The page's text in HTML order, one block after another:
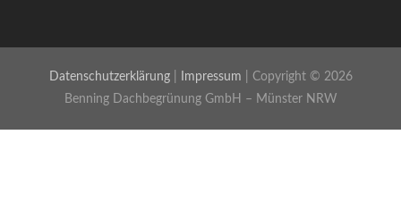
Datenschutzerklärung| Impressum | Copyright © 2026
Benning Dachbegrünung GmbH – Münster NRW